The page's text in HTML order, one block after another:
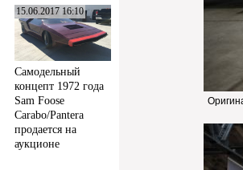
15.06.2017 16:10
Самодельный
концепт 1972 года
Sam Foose
Carabo/Pantera
продается на
аукционе